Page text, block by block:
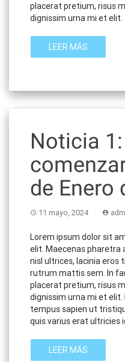
placerat pretium, risus
dignissim urna mi et elit.
LEER MÁS
Noticia
de Enero
11 mayo, 2024
Lorem ipsum dolor sit
elit. Maecenas pharetra
nisl ultrices, lacinia eros
rutrum mattis sem. In
placerat pretium, risus
dignissim urna mi et elit.
tempus sapien ut
quis varius erat ultricies
LEER MÁS